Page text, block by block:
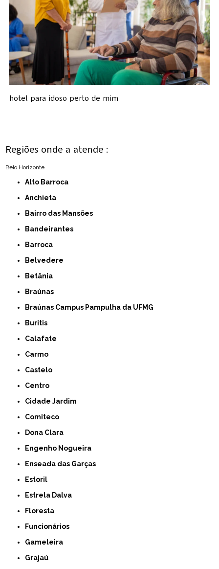
hotel para idoso perto de mim
Regiões onde a atende :
Belo Horizonte
Alto Barroca
Anchieta
Bairro das Mansões
Bandeirantes
Barroca
Belvedere
Betânia
Braúnas
Braúnas Campus Pampulha da UFMG
Buritis
Calafate
Carmo
Castelo
Centro
Cidade Jardim
Comiteco
Dona Clara
Engenho Nogueira
Enseada das Garças
Estoril
Estrela Dalva
Floresta
Funcionários
Gameleira
Grajaú